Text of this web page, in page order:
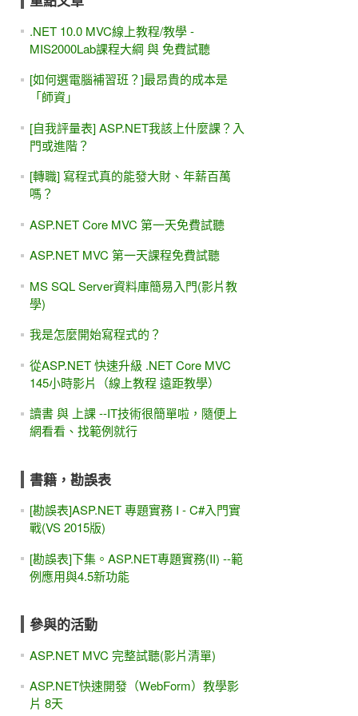
.NET 10.0 MVC線上教程/教學 -
MIS2000Lab課程大綱 與 免費試聽
[如何選電腦補習班？]最昂貴的成本是
「師資」
[自我評量表] ASP.NET我該上什麼課？入
門或進階？
[轉職] 寫程式真的能發大財、年薪百萬
嗎？
ASP.NET Core MVC 第一天免費試聽
ASP.NET MVC 第一天課程免費試聽
MS SQL Server資料庫簡易入門(影片教
學)
我是怎麼開始寫程式的？
從ASP.NET 快速升級 .NET Core MVC
145小時影片（線上教程 遠距教學）
讀書 與 上課 --IT技術很簡單啦，隨便上
網看看、找範例就行
書籍，勘誤表
[勘誤表]ASP.NET 專題實務 I - C#入門實
戰(VS 2015版)
[勘誤表]下集。ASP.NET專題實務(II) --範
例應用與4.5新功能
參與的活動
ASP.NET MVC 完整試聽(影片清單)
ASP.NET快速開發（WebForm）教學影
片 8天